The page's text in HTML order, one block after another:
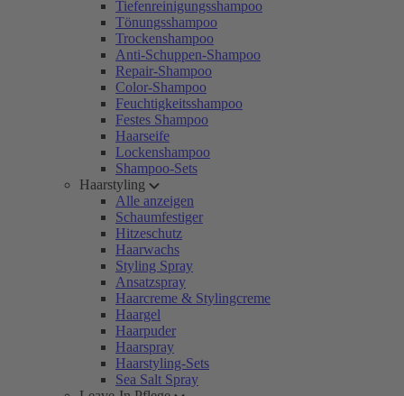
Tiefenreinigungsshampoo
Tönungsshampoo
Trockenshampoo
Anti-Schuppen-Shampoo
Repair-Shampoo
Color-Shampoo
Feuchtigkeitsshampoo
Festes Shampoo
Haarseife
Lockenshampoo
Shampoo-Sets
Haarstyling
Alle anzeigen
Schaumfestiger
Hitzeschutz
Haarwachs
Styling Spray
Ansatzspray
Haarcreme & Stylingcreme
Haargel
Haarpuder
Haarspray
Haarstyling-Sets
Sea Salt Spray